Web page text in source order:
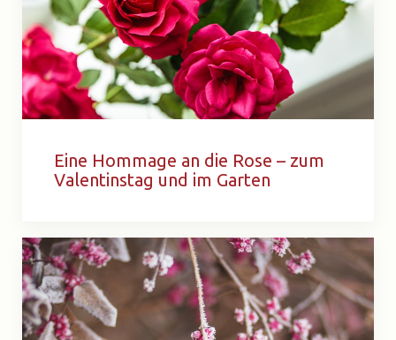
Eine Hommage an die Rose – zum
Valentinstag und im Garten